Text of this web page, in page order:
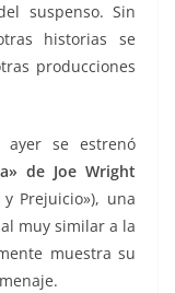
suspenso. Sin
historias se
producciones
ayer se estrenó
de Joe Wright
Prejuicio»), una
muy similar a la
muestra su